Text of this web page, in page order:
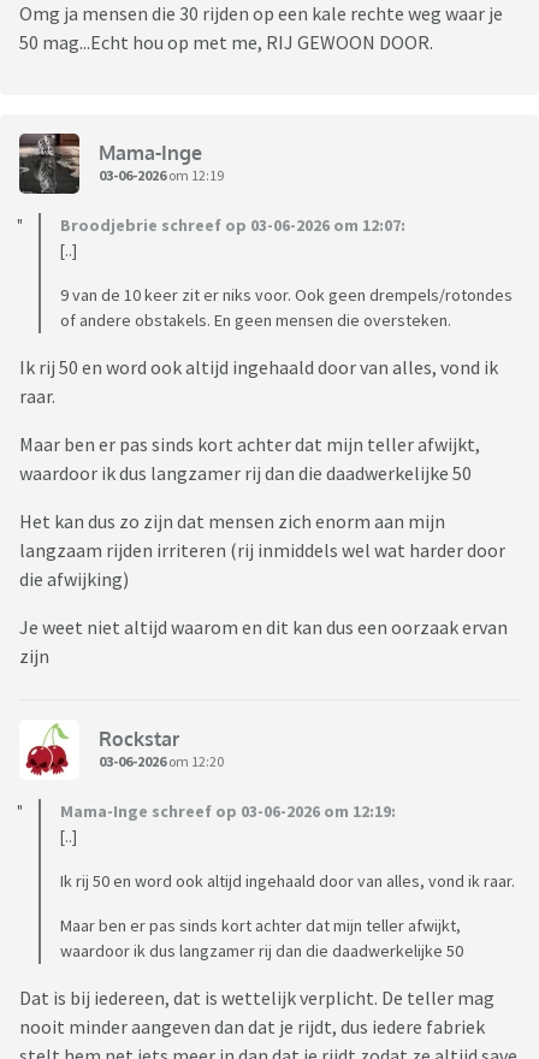
Omg ja mensen die 30 rijden op een kale rechte weg waar je
50 mag...Echt hou op met me, RIJ GEWOON DOOR.
Mama-Inge
03-06-2026om 12:19
Broodjebrie schreef op 03-06-2026 om 12:07:
[..]
9 van de 10 keer zit er niks voor. Ook geen drempels/rotondes
of andere obstakels. En geen mensen die oversteken.
Ik rij 50 en word ook altijd ingehaald door van alles, vond ik
raar.
Maar ben er pas sinds kort achter dat mijn teller afwijkt,
waardoor ik dus langzamer rij dan die daadwerkelijke 50
Het kan dus zo zijn dat mensen zich enorm aan mijn
langzaam rijden irriteren (rij inmiddels wel wat harder door
die afwijking)
Je weet niet altijd waarom en dit kan dus een oorzaak ervan
zijn
Rockstar
03-06-2026om 12:20
Mama-Inge schreef op 03-06-2026 om 12:19:
[..]
Ik rij 50 en word ook altijd ingehaald door van alles, vond ik raar.
Maar ben er pas sinds kort achter dat mijn teller afwijkt,
waardoor ik dus langzamer rij dan die daadwerkelijke 50
Dat is bij iedereen, dat is wettelijk verplicht. De teller mag
nooit minder aangeven dan dat je rijdt, dus iedere fabriek